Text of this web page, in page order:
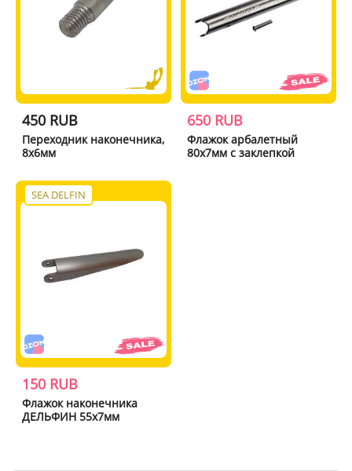
450 RUB
Переходник наконечника,
8х6мм
650 RUB
Флажок арбалетный
80x7мм с заклепкой
SEA DELFIN
150 RUB
Флажок наконечника
ДЕЛЬФИН 55х7мм